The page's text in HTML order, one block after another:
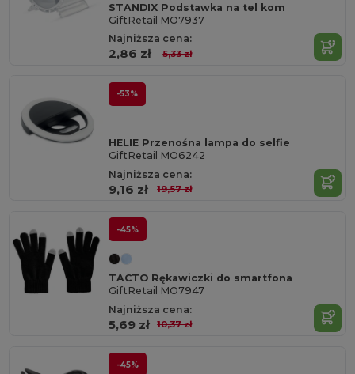
STANDIX Podstawka na tel kom
GiftRetail MO7937
Najniższa cena:
2,86 zł 5,33 zł
-53%
HELIE Przenośna lampa do selfie
GiftRetail MO6242
Najniższa cena:
9,16 zł 19,57 zł
-45%
TACTO Rękawiczki do smartfona
GiftRetail MO7947
Najniższa cena:
5,69 zł 10,37 zł
-45%